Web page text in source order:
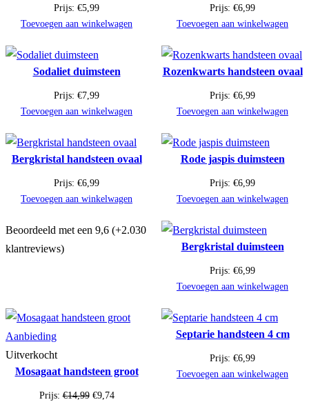
Prijs: €5,99
Toevoegen aan winkelwagen
Prijs: €6,99
Toevoegen aan winkelwagen
Sodaliet duimsteen
Prijs: €7,99
Toevoegen aan winkelwagen
Rozenkwarts handsteen ovaal
Prijs: €6,99
Toevoegen aan winkelwagen
Bergkristal handsteen ovaal
Prijs: €6,99
Toevoegen aan winkelwagen
Rode jaspis duimsteen
Prijs: €6,99
Toevoegen aan winkelwagen
Beoordeeld met een 9,6 (+2.030
klantreviews)
Bergkristal duimsteen
Prijs: €6,99
Toevoegen aan winkelwagen
AanbiedingProduct
in
de
uitverkoop
Uitverkocht
Mosagaat handsteen groot
Prijs:€14,99 Oorspronkelijke
€9,74Huidige
Septarie handsteen 4 cm
Prijs: €6,99
Toevoegen aan winkelwagen